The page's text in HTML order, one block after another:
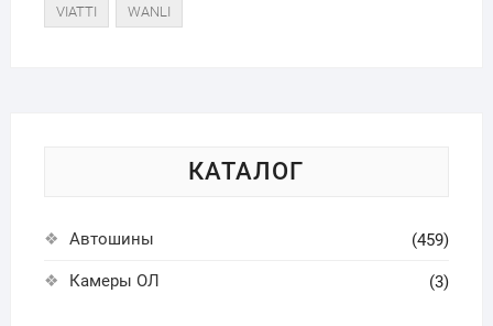
VIATTI WANLI
КАТАЛОГ
Автошины (459)
Камеры ОЛ (3)